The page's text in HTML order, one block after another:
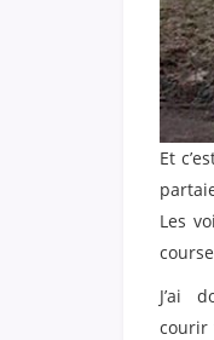
Et
Les
J’ai
courir